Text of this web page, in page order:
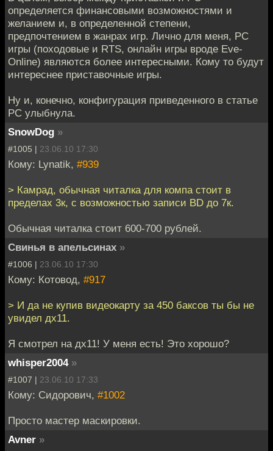
определяется финансовыми возможностями и
желанием и, в определенной степени,
предпочтением в жанрах игр. Лично для меня, PC
игры (походовые и RTS, онлайн игры вроде Eve-
Online) являются более интересными. Кому то будут
интереснее приставочные игры.
Ну и, конечно, конфигурация приведенного в статье
PC улыбнула.
SnowDog »
#1005 | 23.06.10 17:30
Кому: Lynatik, #939
> Камрад, обычная читалка для компа стоит в
пределах 3к, с возможностью записи BD до 7к.
Обычная читалка стоит 600-700 рублей.
Свинья в апельсинах »
#1006 | 23.06.10 17:30
Кому: Котовод, #917
> И да не купив видеокарту за 450 баксов ты бы не
увидел дх11.
Я смотрел на дх11! У меня есть! Это хорошо?
whisper2004 »
#1007 | 23.06.10 17:33
Кому: Сидорoвич, #1002
Просто мастер маскировки.
Avner »